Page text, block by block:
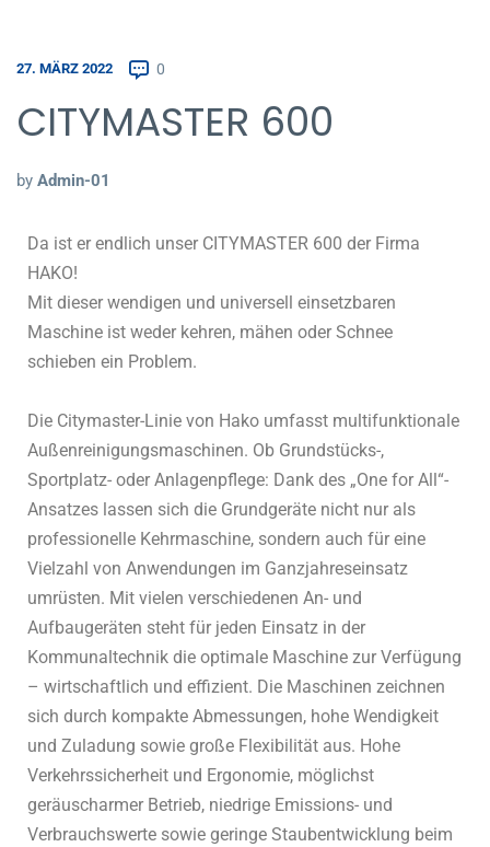
27. MÄRZ 2022 0
CITYMASTER 600
by Admin-01
Da ist er endlich unser CITYMASTER 600 der Firma
HAKO!
Mit dieser wendigen und universell einsetzbaren
Maschine ist weder kehren, mähen oder Schnee
schieben ein Problem.
Die Citymaster-Linie von Hako umfasst multifunktionale
Außenreinigungsmaschinen. Ob Grundstücks-,
Sportplatz- oder Anlagenpflege: Dank des „One for All“-
Ansatzes lassen sich die Grundgeräte nicht nur als
professionelle Kehrmaschine, sondern auch für eine
Vielzahl von Anwendungen im Ganzjahreseinsatz
umrüsten. Mit vielen verschiedenen An- und
Aufbaugeräten steht für jeden Einsatz in der
Kommunaltechnik die optimale Maschine zur Verfügung
– wirtschaftlich und effizient. Die Maschinen zeichnen
sich durch kompakte Abmessungen, hohe Wendigkeit
und Zuladung sowie große Flexibilität aus. Hohe
Verkehrssicherheit und Ergonomie, möglichst
geräuscharmer Betrieb, niedrige Emissions- und
Verbrauchswerte sowie geringe Staubentwicklung beim